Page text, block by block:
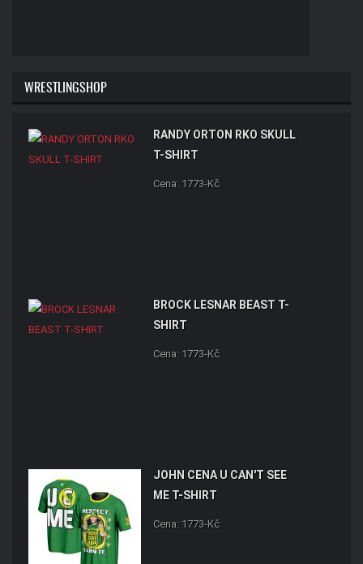
WRESTLINGSHOP
RANDY ORTON RKO SKULL
T-SHIRT
Cena: 1773-Kč
BROCK LESNAR BEAST T-
SHIRT
Cena: 1773-Kč
JOHN CENA U CAN'T SEE
ME T-SHIRT
Cena: 1773-Kč